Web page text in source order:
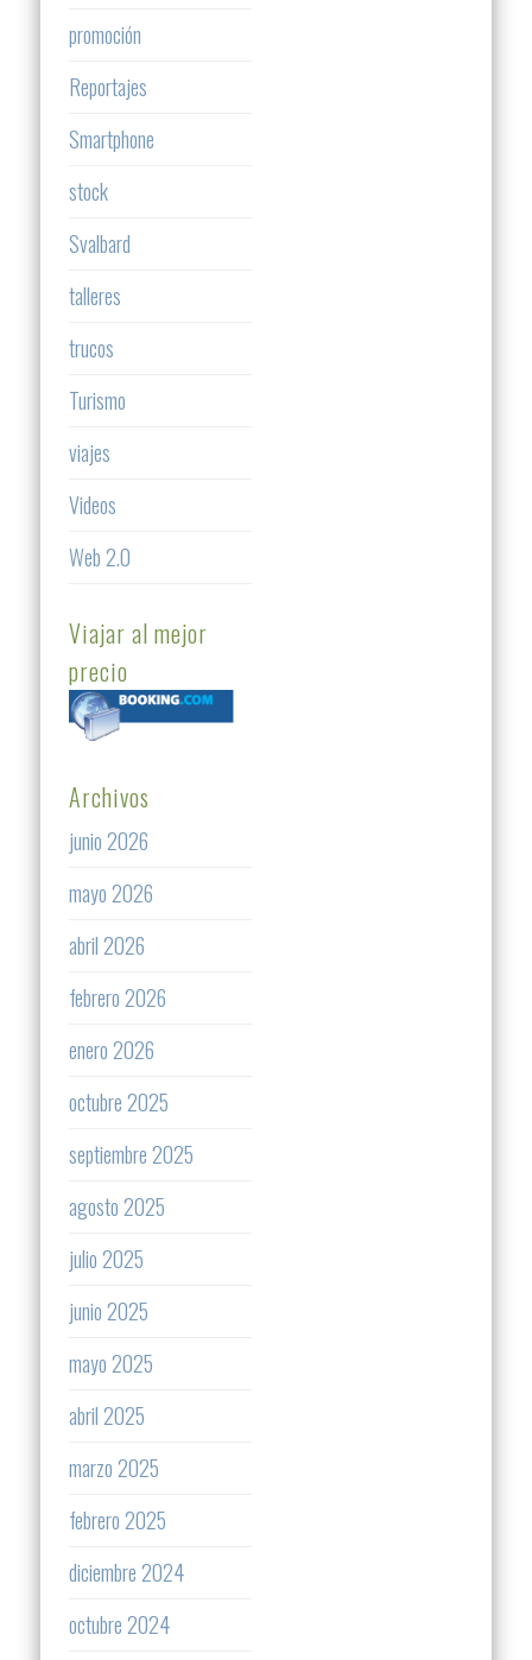
promoción
Reportajes
Smartphone
stock
Svalbard
talleres
trucos
Turismo
viajes
Videos
Web 2.0
Viajar al mejor
precio
Archivos
junio 2026
mayo 2026
abril 2026
febrero 2026
enero 2026
octubre 2025
septiembre 2025
agosto 2025
julio 2025
junio 2025
mayo 2025
abril 2025
marzo 2025
febrero 2025
diciembre 2024
octubre 2024